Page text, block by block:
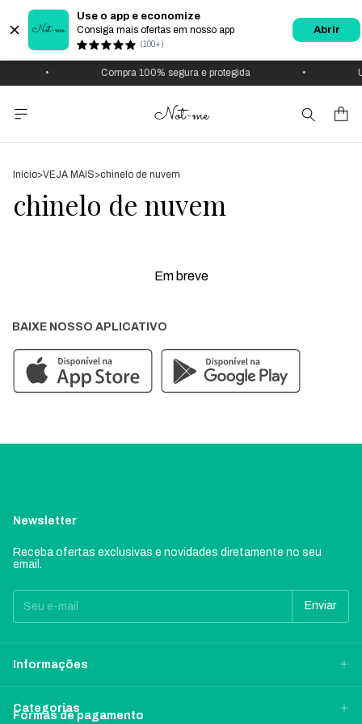
Use o app e economize
Consiga mais ofertas em nosso app
(100+)
Abrir
• Compra 100% segura e protegida •
Início>VEJA MAIS>chinelo de nuvem
chinelo de nuvem
Em breve
BAIXE NOSSO APLICATIVO
Newsletter
Receba ofertas exclusivas e novidades diretamente no seu
email.
Informações
Categorias
Formas de pagamento